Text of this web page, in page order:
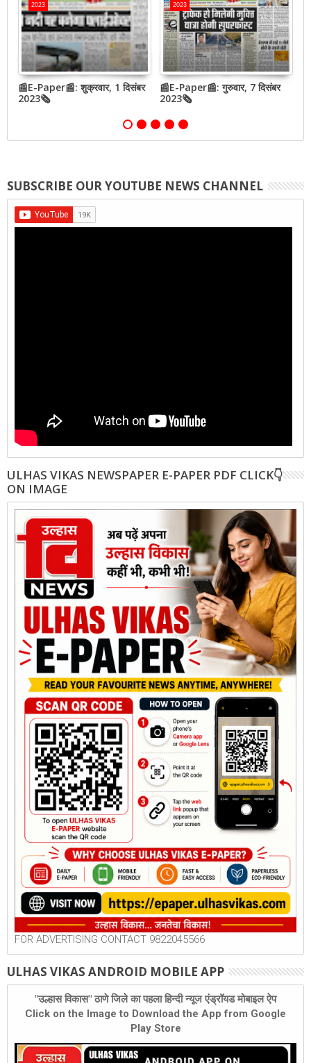
2023
📰E-Paper📰: शुक्रवार, 1 दिसंबर
2023🗞
2023
📰E-Paper📰: गुरुवार, 7 दिसंबर
2023🗞
SUBSCRIBE OUR YOUTUBE NEWS CHANNEL
ULHAS VIKAS NEWSPAPER E-PAPER PDF CLICK👇
ON IMAGE
FOR ADVERTISING CONTACT 9822045566
ULHAS VIKAS ANDROID MOBILE APP
"उल्हास विकास" ठाणे जिले का पहला हिन्दी न्यूज एंड्रॉयड मोबाइल ऐप
Click on the Image to Download the App from Google
Play Store